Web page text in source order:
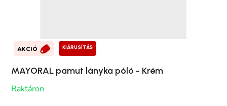
AKCIÓ KIÁRUSÍTÁS
MAYORAL pamut lányka póló - Krém
Raktáron